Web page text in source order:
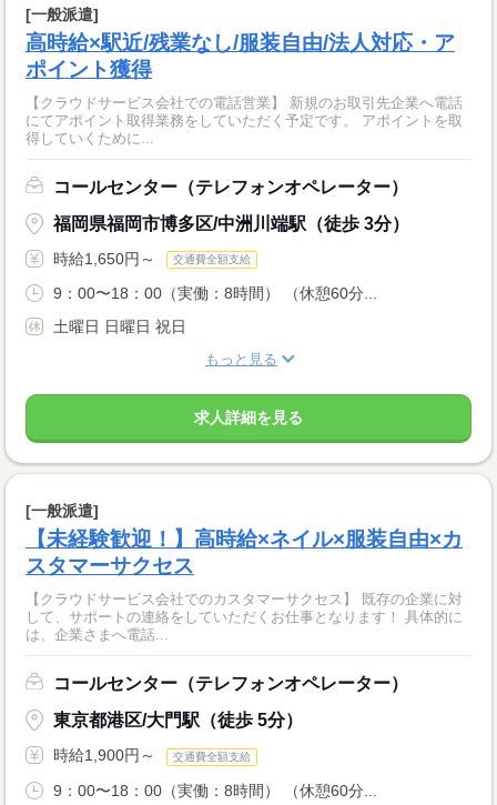
[一般派遣]
高時給×駅近/残業なし/服装自由/法人対応・ア
ポイント獲得
【クラウドサービス会社での電話営業】 新規のお取引先企業へ電話
にてアポイント取得業務をしていただく予定です。 アポイントを取
得していくために...
コールセンター（テレフォンオペレーター）
福岡県福岡市博多区/中洲川端駅（徒歩 3分）
時給1,650円～ 交通費全額支給
9：00〜18：00（実働：8時間） （休憩60分...
土曜日 日曜日 祝日
もっと見る
求人詳細を見る
[一般派遣]
【未経験歓迎！】高時給×ネイル×服装自由×カ
スタマーサクセス
【クラウドサービス会社でのカスタマーサクセス】 既存の企業に対
して、サポートの連絡をしていただくお仕事となります！ 具体的に
は、企業さまへ電話...
コールセンター（テレフォンオペレーター）
東京都港区/大門駅（徒歩 5分）
時給1,900円～ 交通費全額支給
9：00〜18：00（実働：8時間） （休憩60分...